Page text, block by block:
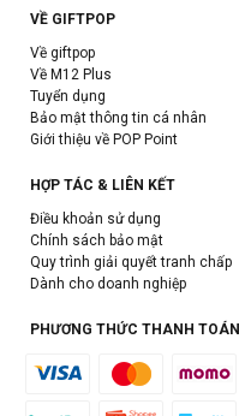
VỀ GIFTPOP
Về giftpop
Về M12 Plus
Tuyển dụng
Bảo mật thông tin cá nhân
Giới thiệu về POP Point
HỢP TÁC & LIÊN KẾT
Điều khoản sử dụng
Chính sách bảo mật
Quy trình giải quyết tranh chấp
Dành cho doanh nghiệp
PHƯƠNG THỨC THANH TOÁN